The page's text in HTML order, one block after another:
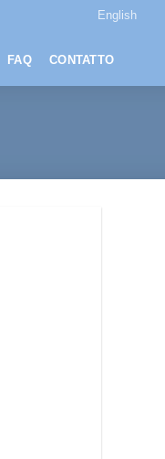
English
FAQ CONTATTO